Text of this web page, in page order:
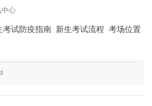
中心
试防疫指南 新生考试流程 考场位置